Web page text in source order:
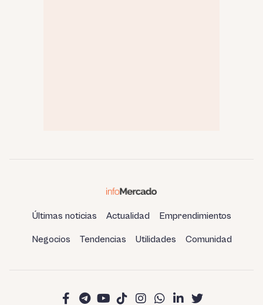
Últimas noticias Actualidad Emprendimientos
Negocios Tendencias Utilidades Comunidad